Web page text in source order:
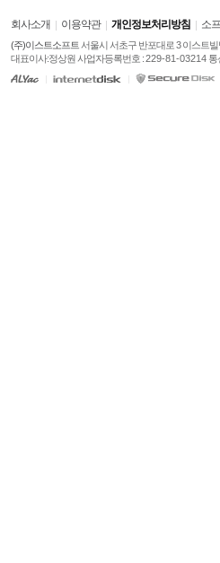
회사소개 이용약관 개인정보처리방침 소
(주)이스트소프트 서울시 서초구 반포대로 3 이스트빌
대표이사:정상원 사업자등록번호 : 229-81-03214 통